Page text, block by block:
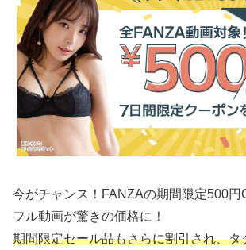
今がチャンス！FANZAの期間限定500円
フル動画が驚きの価格に！
期間限定セール品もさらに割引され、タ